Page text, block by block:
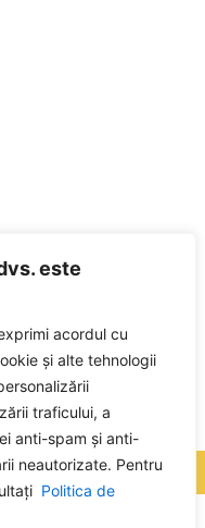
este
acordul cu
și alte tehnologii
traficului, a
anti-spam și anti-
neautorizate. Pentru
Politica de
Developed byWEDEV IT